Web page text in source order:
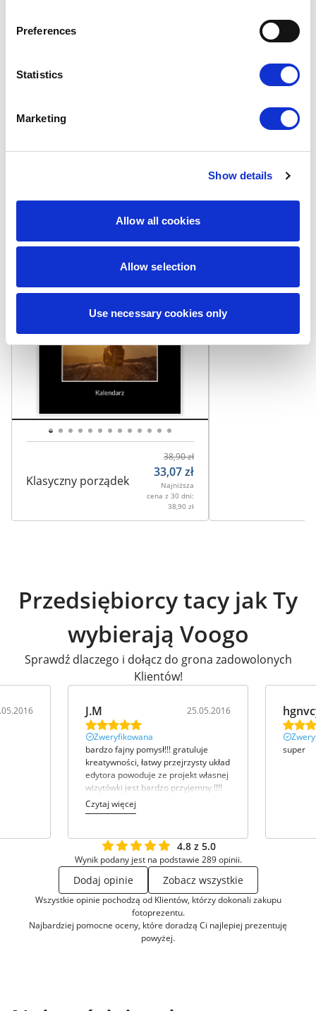
Preferences
Statistics
Marketing
Show details
Allow all cookies
Allow selection
Use necessary cookies only
Wybierz
Szkolne,Uniwersalne
Klasyczny porządek
38,90zł
33,07zł
Najniższa
cena z 30 dni:
38,90 zł
Przedsiębiorcy tacy jak Ty
wybierają Voogo
Sprawdź dlaczego i dołącz do grona zadowolonych
Klientów!
J.M 25.05.2016
Zweryfikowana
bardzo fajny pomysł!!! gratuluje
kreatywności, łatwy przejrzysty układ
edytora powoduje ze projekt własnej
wizytówki jest bardzo przyjemny !!!!
Czytaj więcej
super
4.8 z 5.0
Wynik podany jest na podstawie 289 opinii.
Dodaj opinie Zobacz wszystkie
Wszystkie opinie pochodzą od Klientów, którzy dokonali zakupu
fotoprezentu.
Najbardziej pomocne oceny, które doradzą Ci najlepiej prezentuję
powyżej.